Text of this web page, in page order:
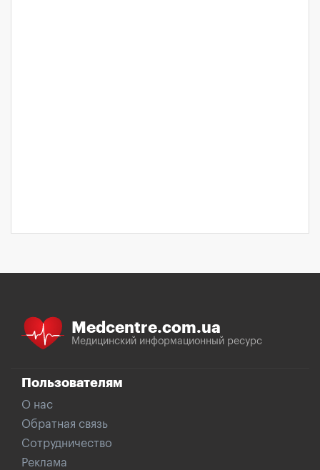
Medcentre.com.ua
Медицинский информационный ресурс
Пользователям
О нас
Обратная связь
Сотрудничество
Реклама